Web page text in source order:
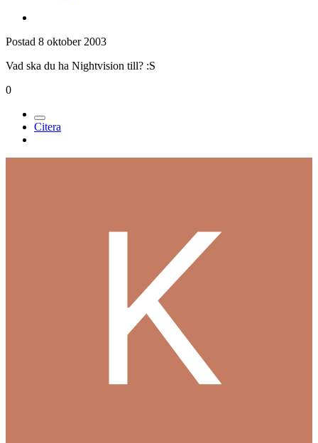
Postad 8 oktober 2003
Vad ska du ha Nightvision till? :S
0
Citera